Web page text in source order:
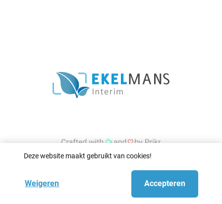
Deze website maakt gebruikt van cookies!
Weigeren Accepteren